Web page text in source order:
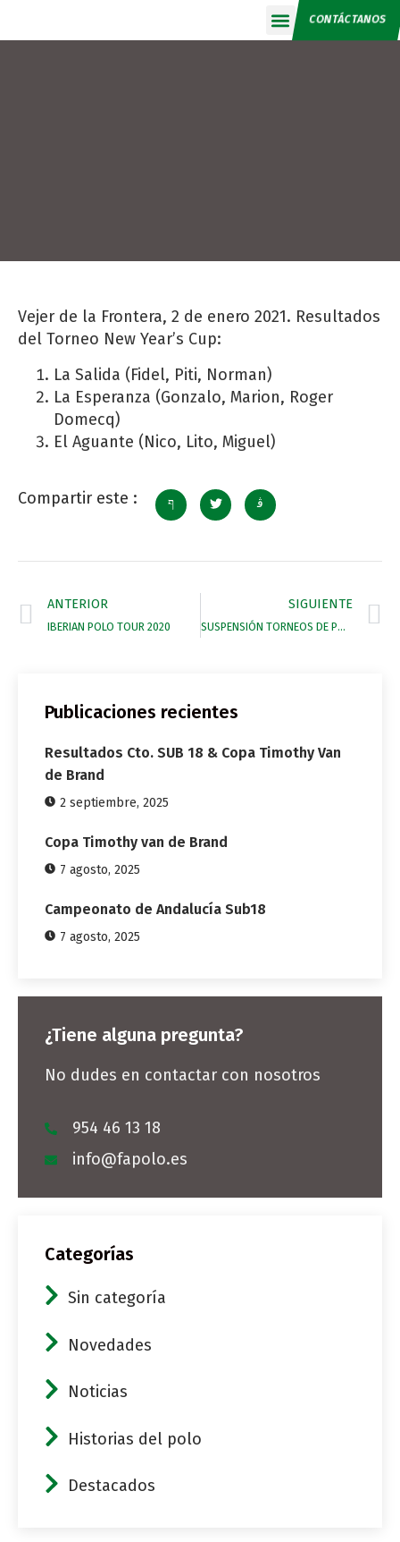
CONTÁCTANOS
Vejer de la Frontera, 2 de enero 2021. Resultados
del Torneo New Year’s Cup:
La Salida (Fidel, Piti, Norman)
La Esperanza (Gonzalo, Marion, Roger
Domecq)
El Aguante (Nico, Lito, Miguel)
Compartir este :
ANTERIOR
IBERIAN POLO TOUR 2020
SIGUIENTE
SUSPENSIÓN TORNEOS DE POLO DURANTE MES DE MARZO
Publicaciones recientes
Resultados Cto. SUB 18 & Copa Timothy Van
de Brand
2 septiembre, 2025
Copa Timothy van de Brand
7 agosto, 2025
Campeonato de Andalucía Sub18
7 agosto, 2025
¿Tiene alguna pregunta?
No dudes en contactar con nosotros
954 46 13 18
info@fapolo.es
Categorías
Sin categoría
Novedades
Noticias
Historias del polo
Destacados